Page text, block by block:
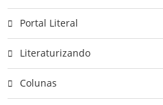
Portal Literal
Literaturizando
Colunas